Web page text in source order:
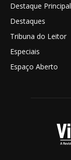
Destaque Principal
Destaques
Tribuna do Leitor
Especiais
Espaço Aberto